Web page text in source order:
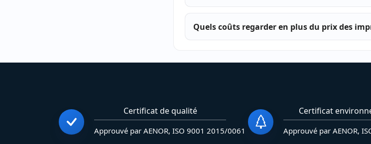
Quels coûts regarder en plus du prix des
Certificat de qualité
Approuvé par AENOR, ISO 9001 2015/0061
Certificat
Approuvé par AENOR,